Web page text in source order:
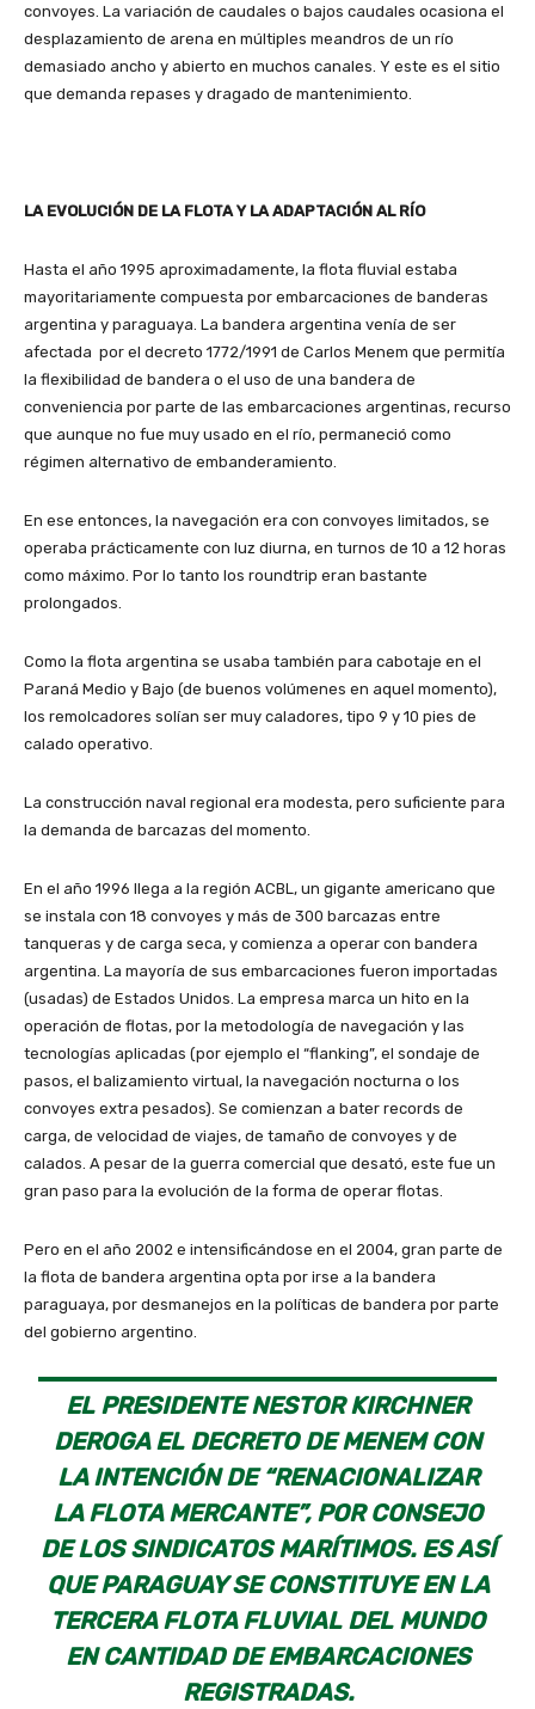
convoyes. La variación de caudales o bajos caudales ocasiona el
desplazamiento de arena en múltiples meandros de un río
demasiado ancho y abierto en muchos canales. Y este es el sitio
que demanda repases y dragado de mantenimiento.
LA EVOLUCIÓN DE LA FLOTA Y LA ADAPTACIÓN AL RÍO
Hasta el año 1995 aproximadamente, la flota fluvial estaba
mayoritariamente compuesta por embarcaciones de banderas
argentina y paraguaya. La bandera argentina venía de ser
afectada por el decreto 1772/1991 de Carlos Menem que permitía
la flexibilidad de bandera o el uso de una bandera de
conveniencia por parte de las embarcaciones argentinas, recurso
que aunque no fue muy usado en el río, permaneció como
régimen alternativo de embanderamiento.
En ese entonces, la navegación era con convoyes limitados, se
operaba prácticamente con luz diurna, en turnos de 10 a 12 horas
como máximo. Por lo tanto los roundtrip eran bastante
prolongados.
Como la flota argentina se usaba también para cabotaje en el
Paraná Medio y Bajo (de buenos volúmenes en aquel momento),
los remolcadores solían ser muy caladores, tipo 9 y 10 pies de
calado operativo.
La construcción naval regional era modesta, pero suficiente para
la demanda de barcazas del momento.
En el año 1996 llega a la región ACBL, un gigante americano que
se instala con 18 convoyes y más de 300 barcazas entre
tanqueras y de carga seca, y comienza a operar con bandera
argentina. La mayoría de sus embarcaciones fueron importadas
(usadas) de Estados Unidos. La empresa marca un hito en la
operación de flotas, por la metodología de navegación y las
tecnologías aplicadas (por ejemplo el “flanking”, el sondaje de
pasos, el balizamiento virtual, la navegación nocturna o los
convoyes extra pesados). Se comienzan a bater records de
carga, de velocidad de viajes, de tamaño de convoyes y de
calados. A pesar de la guerra comercial que desató, este fue un
gran paso para la evolución de la forma de operar flotas.
Pero en el año 2002 e intensificándose en el 2004, gran parte de
la flota de bandera argentina opta por irse a la bandera
paraguaya, por desmanejos en la políticas de bandera por parte
del gobierno argentino.
EL PRESIDENTE NESTOR KIRCHNER
DEROGA EL DECRETO DE MENEM CON
LA INTENCIÓN DE “RENACIONALIZAR
LA FLOTA MERCANTE”, POR CONSEJO
DE LOS SINDICATOS MARÍTIMOS. ES ASÍ
QUE PARAGUAY SE CONSTITUYE EN LA
TERCERA FLOTA FLUVIAL DEL MUNDO
EN CANTIDAD DE EMBARCACIONES
REGISTRADAS.